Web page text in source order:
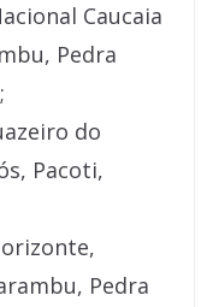
Caucaia
Pedra
do
Pacoti,
Pedra